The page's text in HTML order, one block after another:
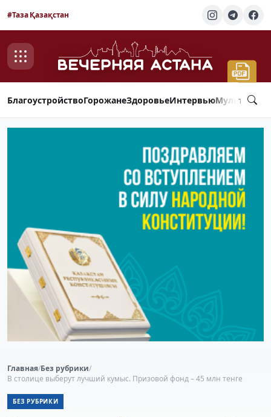
#Таза Қазақстан
БлагоустройствоГорожанеЗдоровьеИнтервью
Главная/Без рубрики/
В столице выберут лучший кумыс. Призовой фонд – 45 млн тенге
БЕЗ РУБРИКИ